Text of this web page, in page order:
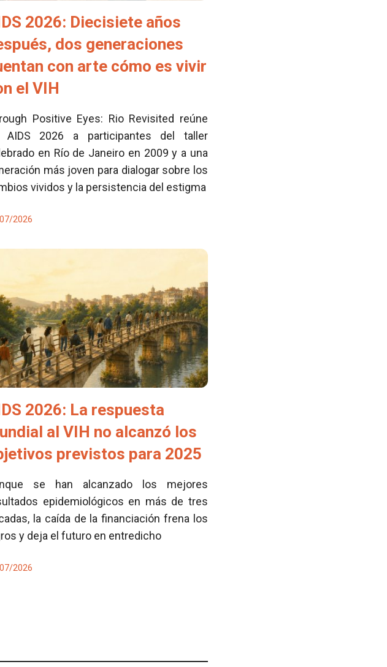
2026: Diecisiete años
dos generaciones
con arte cómo es vivir
el VIH
Positive Eyes: Rio Revisited reúne
AIDS 2026 a participantes del taller
en Río de Janeiro en 2009 y a una
más joven para dialogar sobre los
vividos y la persistencia del estigma
2026
2026: La respuesta
al VIH no alcanzó los
previstos para 2025
se han alcanzado los mejores
epidemiológicos en más de tres
la caída de la financiación frena los
y deja el futuro en entredicho
2026